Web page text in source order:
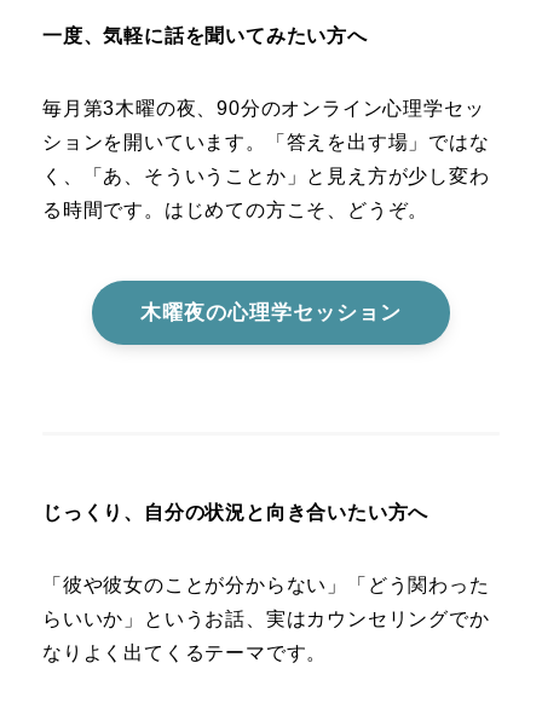
一度、気軽に話を聞いてみたい方へ
毎月第3木曜の夜、90分のオンライン心理学セッ
ションを開いています。「答えを出す場」ではな
く、「あ、そういうことか」と見え方が少し変わ
る時間です。はじめての方こそ、どうぞ。
木曜夜の心理学セッション
じっくり、自分の状況と向き合いたい方へ
「彼や彼女のことが分からない」「どう関わった
らいいか」というお話、実はカウンセリングでか
なりよく出てくるテーマです。